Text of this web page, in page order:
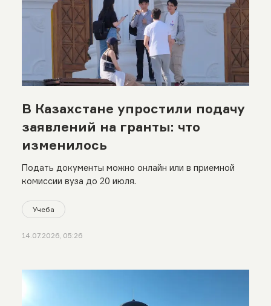
В Казахстане упростили подачу
заявлений на гранты: что
изменилось
Подать документы можно онлайн или в приемной
комиссии вуза до 20 июля.
Учеба
14.07.2026, 05:26